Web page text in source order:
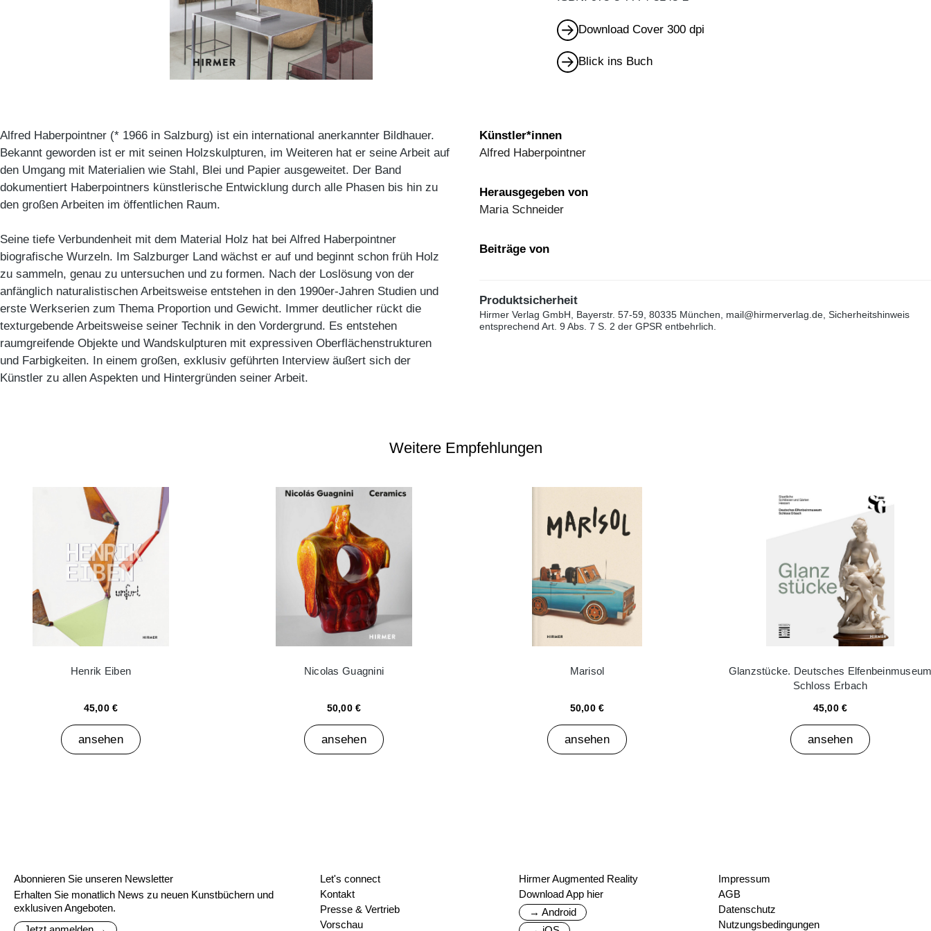
Download Cover 300 dpi
Blick ins Buch
Alfred Haberpointner (* 1966 in Salzburg) ist ein international anerkannter Bildhauer.
Bekannt geworden ist er mit seinen Holzskulpturen, im Weiteren hat er seine Arbeit auf
den Umgang mit Materialien wie Stahl, Blei und Papier ausgeweitet. Der Band
dokumentiert Haberpointners künstlerische Entwicklung durch alle Phasen bis hin zu
den großen Arbeiten im öffentlichen Raum.
Seine tiefe Verbundenheit mit dem Material Holz hat bei Alfred Haberpointner
biografische Wurzeln. Im Salzburger Land wächst er auf und beginnt schon früh Holz
zu sammeln, genau zu untersuchen und zu formen. Nach der Loslösung von der
anfänglich naturalistischen Arbeitsweise entstehen in den 1990er-Jahren Studien und
erste Werkserien zum Thema Proportion und Gewicht. Immer deutlicher rückt die
texturgebende Arbeitsweise seiner Technik in den Vordergrund. Es entstehen
raumgreifende Objekte und Wandskulpturen mit expressiven Oberflächenstrukturen
und Farbigkeiten. In einem großen, exklusiv geführten Interview äußert sich der
Künstler zu allen Aspekten und Hintergründen seiner Arbeit.
Künstler*innen
Alfred Haberpointner
Herausgegeben von
Maria Schneider
Beiträge von
Produktsicherheit
Hirmer Verlag GmbH, Bayerstr. 57-59, 80335 München, mail@hirmerverlag.de, Sicherheitshinweis
entsprechend Art. 9 Abs. 7 S. 2 der GPSR entbehrlich.
Weitere Empfehlungen
Henrik Eiben
45,00 €
ansehen
Nicolas Guagnini
50,00 €
ansehen
Marisol
50,00 €
ansehen
Glanzstücke. Deutsches
Schloss Erbach
45,00 €
ansehen
Abonnieren Sie unseren Newsletter
Erhalten Sie monatlich News zu neuen Kunstbüchern und
exklusiven Angeboten.
Let's connect
Kontakt
Presse & Vertrieb
Vorschau
Hirmer Augmented Reality
Download App hier
→ Android
Impressum
AGB
Datenschutz
Nutzungsbedingungen